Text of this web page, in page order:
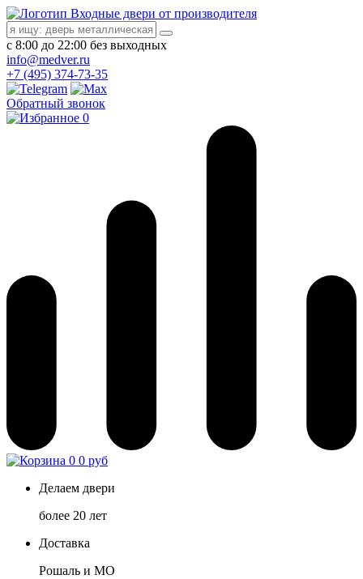
Входные двери от производителя
с 8:00 до 22:00 без выходных
info@medver.ru
+7 (495) 374-73-35
Обратный звонок
0
0 0 руб
Делаем двери
более 20 лет
Доставка
Рошаль и МО